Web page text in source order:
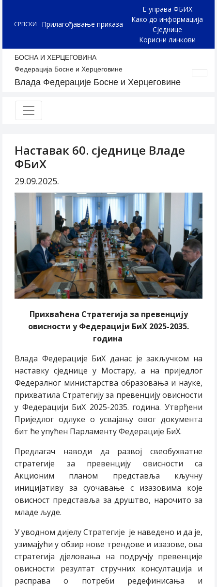
СРПСКИ Прилагођавање приказа
Е-управа ФБИХ
Како до информација
Сједнице
Корисни линкови
БОСНА И ХЕРЦЕГОВИНА
Федерација Босне и Херцеговине
Влада Федерације Босне и Херцеговине
Наставак 60. сједнице Владе
ФБиХ
29.09.2025.
Прихваћена Стратегија за превенцију
овисности у Федерацији БиХ 2025-2035.
година
Влада Федерације БиХ данас је закључком на
наставку сједнице у Мостару, а на приједлог
Федералног министарства образовања и науке,
прихватила Стратегију за превенцију овисности
у Федерацији БиХ 2025-2035. година. Утврђени
Приједлог одлуке о усвајању овог документа
бит ће упућен Парламенту Федерације БиХ.
Предлагач наводи да развој свеобухватне
стратегије за превенцију овисности са
Акционим планом представља кључну
иницијативу за суочавање с изазовима које
овисност представља за друштво, нарочито за
младе људе.
У уводном дијелу Стратегије је наведено и да је,
узимајући у обзир нове трендове и изазове, ова
стратегија дјеловања на подручју превенције
овисности резултат стручних консултација и
расправа о потреби редефинисања и